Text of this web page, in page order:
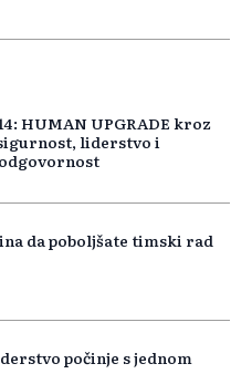
HUMAN UPGRADE kroz
liderstvo i
da poboljšate timski rad
počinje s jednom